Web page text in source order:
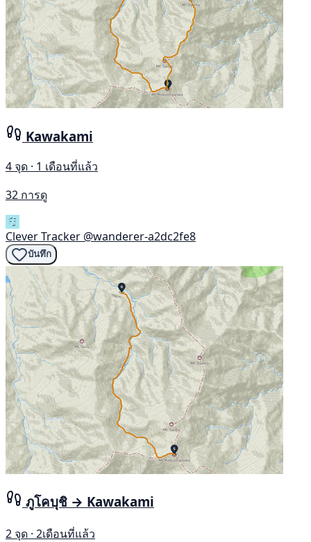
Kawakami
4 จุด · 1 เดือนที่แล้ว
32 การดู
Clever Tracker @wanderer-a2dc2fe8
บันทึก
ภูโคบุชิ → Kawakami
2 จุด · 2เดือนที่แล้ว